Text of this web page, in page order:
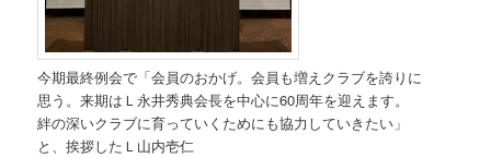
今期最終例会で「会員のおかげ。会員も増えクラブを誇りに
思う。来期はＬ永井秀典会長を中心に60周年を迎えます。
絆の深いクラブに育っていくためにも協力していきたい」
と、挨拶したＬ山内壱仁